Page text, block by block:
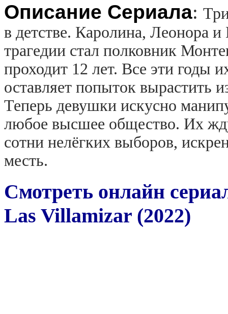
Описание Сериала:
в детстве. Каролина, Леонора
трагедии стал полковник
проходит 12 лет. Все эти годы
оставляет попыток вырастить
Теперь девушки искусно
любое высшее общество. Их
сотни нелёгких выборов,
месть.
Смотреть онлайн
Las Villamizar (2022)